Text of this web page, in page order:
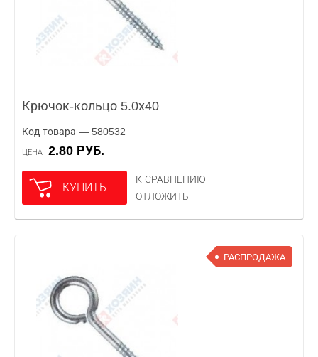
Крючок-кольцо 5.0х40
Код товара — 580532
ЦЕНА 2.80 РУБ.
КУПИТЬ
К СРАВНЕНИЮ
ОТЛОЖИТЬ
РАСПРОДАЖА